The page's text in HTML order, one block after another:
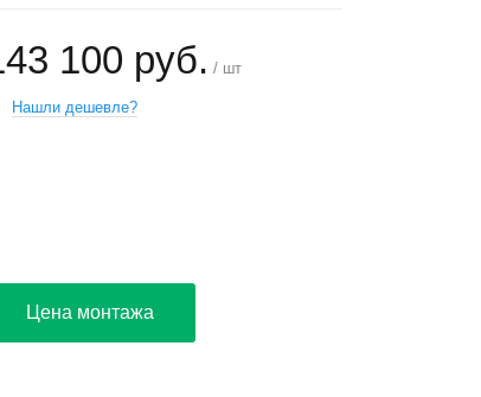
100 руб. / шт
Нашли дешевле?
Цена монтажа